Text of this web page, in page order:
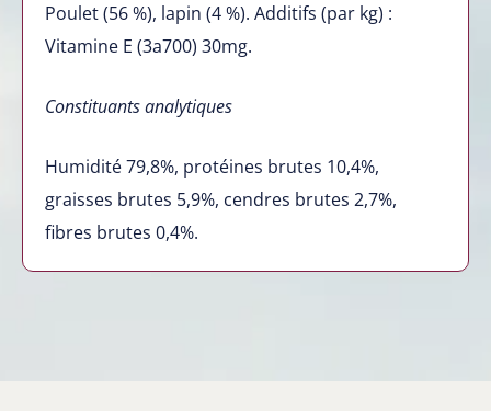
Poulet (56 %), lapin (4 %). Additifs (par kg) :
Vitamine E (3a700) 30mg.
Constituants analytiques
Humidité 79,8%, protéines brutes 10,4%,
graisses brutes 5,9%, cendres brutes 2,7%,
fibres brutes 0,4%.